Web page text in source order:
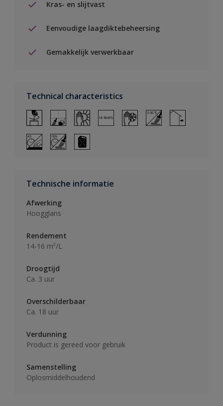
Kras- en slijtvast
Eenvoudige laagdiktebeheersing
Gemakkelijk verwerkbaar
Technical characteristics
Technische informatie
Afwerking
Hoogglans
Rendement
14-16 m²/L
Droogtijd
Ca. 3 uur
Overschilderbaar
Ca. 18 uur
Verdunning
Product is gereed voor gebruik
Samenstelling
Oplosmiddelhoudend